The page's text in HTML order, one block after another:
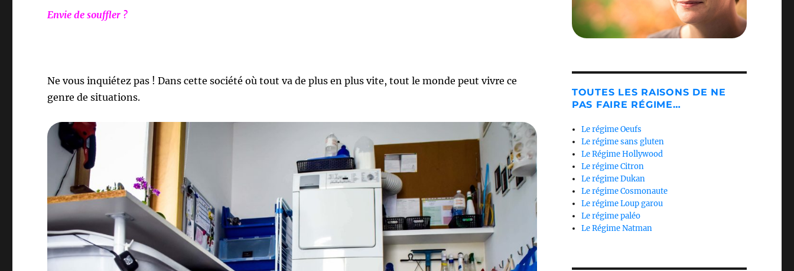
Envie de souffler ?
Ne vous inquiétez pas ! Dans cette société où tout va de plus en plus vite, tout le monde peut vivre ce
genre de situations.
TOUTES LES RAISONS DE NE
PAS FAIRE RÉGIME…
Le régime Oeufs
Le régime sans gluten
Le Régime Hollywood
Le régime Citron
Le régime Dukan
Le régime Cosmonaute
Le régime Loup garou
Le régime paléo
Le Régime Natman